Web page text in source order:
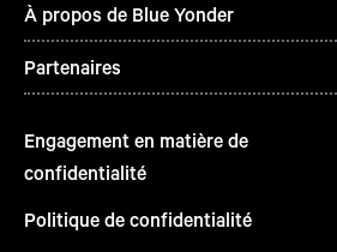
À propos de Blue Yonder
Partenaires
Engagement en matière de
confidentialité
Politique de confidentialité